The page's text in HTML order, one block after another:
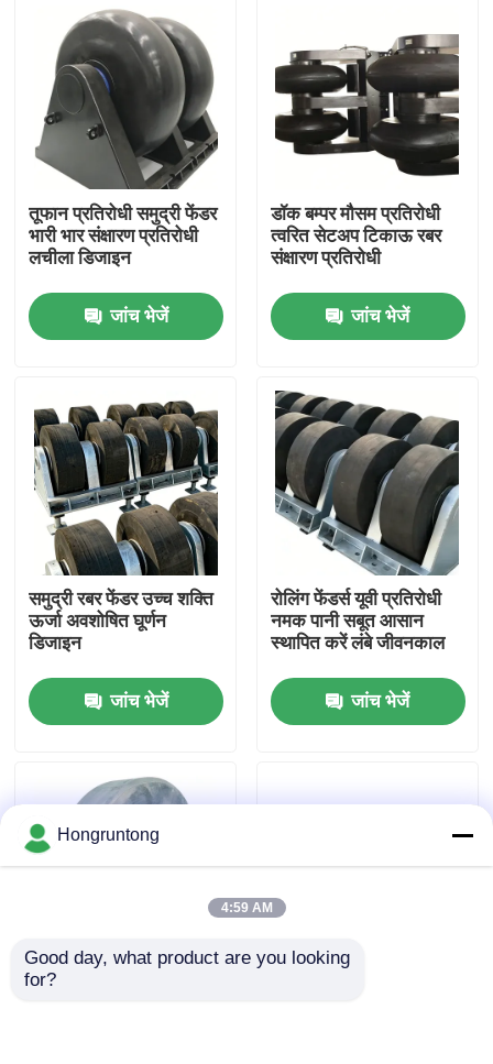
घर
उत्पाद
वीडियो
हमारे बारे में
कारखाना भ्रमण
गुणवत्ता नियंत्रण
एक उद्धरण का अनुरोध करें
योकोहामा रबर फेंडर
तूफान प्रतिरोधी समुद्री फेंडर
भारी भार संक्षारण प्रतिरोधी
लचीला डिजाइन
जांच भेजें
डॉक बम्पर मौसम प्रतिरोधी
त्वरित सेटअप टिकाऊ रबर
संक्षारण प्रतिरोधी
जांच भेजें
समुद्री रबर फेंडर उच्च शक्ति
ऊर्जा अवशोषित घूर्णन
डिजाइन
जांच भेजें
रोलिंग फेंडर्स यूवी प्रतिरोधी
नमक पानी सबूत आसान
स्थापित करें लंबे जीवनकाल
जांच भेजें
रोलर डॉक फेंडर शॉक
Hongruntong
4:59 AM
Good day, what product are you looking
for?